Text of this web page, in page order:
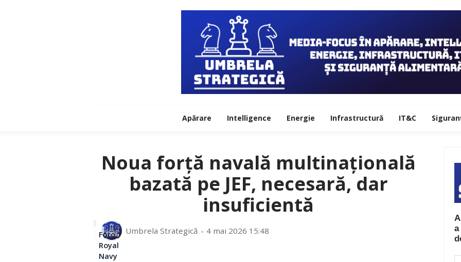
Apărare Intelligence Energie Infrastructură IT&C
Noua forță navală multinațională
bazată pe JEF, necesară, dar
insuficientă
Umbrela Strategică 4 mai 2026 15:48
Foto:
Royal
Navy